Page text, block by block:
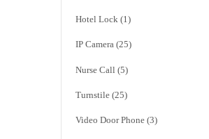
Hotel Lock (1)
IP Camera (25)
Nurse Call (5)
Turnstile (25)
Video Door Phone (3)